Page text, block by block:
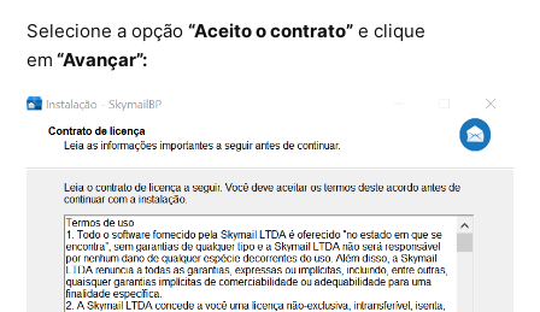
Interno - CloudStack
Interno - Procedimentos Internos
Interno - Skybox
Interno - Veeam
Equipe Ativação
Microsoft SQL Server
Selecione a opção“Aceito o contrato” e clique
em “Avançar”: